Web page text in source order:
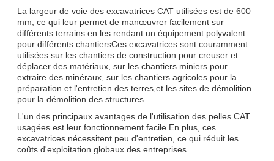
La largeur de voie des excavatrices CAT utilisées est de 600
mm, ce qui leur permet de manœuvrer facilement sur
différents terrains.en les rendant un équipement polyvalent
pour différents chantiersCes excavatrices sont couramment
utilisées sur les chantiers de construction pour creuser et
déplacer des matériaux, sur les chantiers miniers pour
extraire des minéraux, sur les chantiers agricoles pour la
préparation et l'entretien des terres,et les sites de démolition
pour la démolition des structures.
L'un des principaux avantages de l'utilisation des pelles CAT
usagées est leur fonctionnement facile.En plus, ces
excavatrices nécessitent peu d'entretien, ce qui réduit les
coûts d'exploitation globaux des entreprises.